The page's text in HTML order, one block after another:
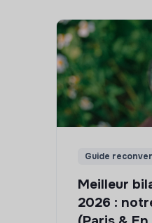
Guide
Meilleur
2026 :